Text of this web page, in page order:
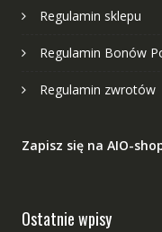
Regulamin sklepu
Regulamin Bonów
Regulamin zwrotów
Zapisz się na AIO-
Ostatnie wpisy